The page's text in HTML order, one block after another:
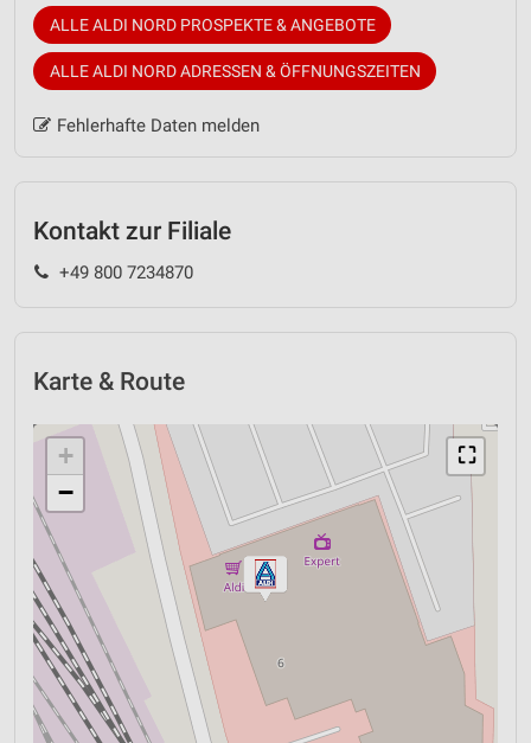
ALLE ALDI NORD PROSPEKTE & ANGEBOTE
ALLE ALDI NORD ADRESSEN & ÖFFNUNGSZEITEN
Fehlerhafte Daten melden
Kontakt zur Filiale
+49 800 7234870
Karte & Route
⛶
+
−